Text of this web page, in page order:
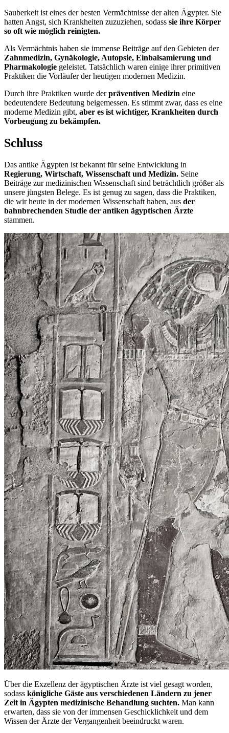
Sauberkeit ist eines der besten Vermächtnisse der alten Ägypter. Sie
hatten Angst, sich Krankheiten zuzuziehen, sodass sie ihre Körper
so oft wie möglich reinigten.
Als Vermächtnis haben sie immense Beiträge auf den Gebieten der
Zahnmedizin, Gynäkologie, Autopsie, Einbalsamierung und
Pharmakologie geleistet. Tatsächlich waren einige ihrer primitiven
Praktiken die Vorläufer der heutigen modernen Medizin.
Durch ihre Praktiken wurde derpräventiven Medizin eine
bedeutendere Bedeutung beigemessen. Es stimmt zwar, dass es eine
moderne Medizin gibt, aber es ist wichtiger, Krankheiten durch
Vorbeugung zu bekämpfen.
Schluss
Das antike Ägypten ist bekannt für seine Entwicklung in
Regierung, Wirtschaft, Wissenschaft und Medizin. Seine
Beiträge zur medizinischen Wissenschaft sind beträchtlich größer als
unsere jüngsten Belege. Es ist genug zu sagen, dass die Praktiken,
die wir heute in der modernen Wissenschaft haben, aus der
bahnbrechenden Studie der antiken ägyptischen Ärzte
stammen.
Über die Exzellenz der ägyptischen Ärzte ist viel gesagt worden,
sodass königliche Gäste aus verschiedenen Ländern zu jener
Zeit in Ägypten medizinische Behandlung suchten. Man kann
erwarten, dass sie von der immensen Geschicklichkeit und dem
Wissen der Ärzte der Vergangenheit beeindruckt waren.